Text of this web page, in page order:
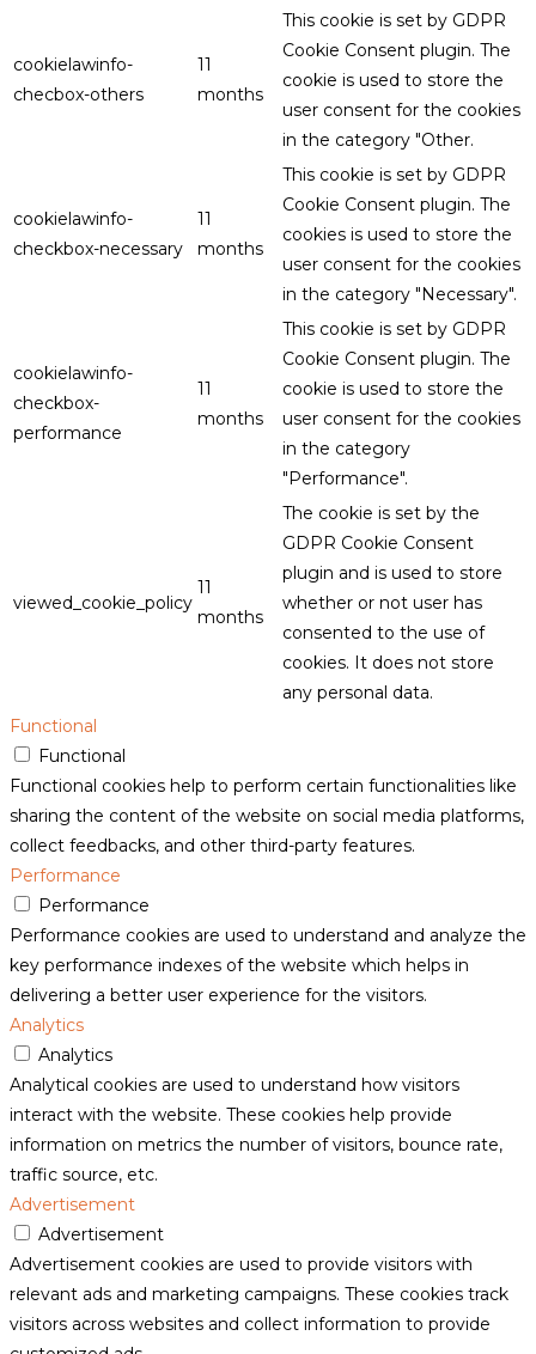
cookielawinfo-
checbox-others
11
months
This cookie is set by GDPR
Cookie Consent plugin. The
cookie is used to store the
user consent for the cookies
in the category "Other.
cookielawinfo-
checkbox-necessary
11
months
This cookie is set by GDPR
Cookie Consent plugin. The
cookies is used to store the
user consent for the cookies
in the category "Necessary".
cookielawinfo-
checkbox-
performance
11
months
This cookie is set by GDPR
Cookie Consent plugin. The
cookie is used to store the
user consent for the cookies
in the category
"Performance".
viewed_cookie_policy
11
months
The cookie is set by the
GDPR Cookie Consent
plugin and is used to store
whether or not user has
consented to the use of
cookies. It does not store
any personal data.
Functional
Functional
Functional cookies help to perform certain functionalities like
sharing the content of the website on social media platforms,
collect feedbacks, and other third-party features.
Performance
Performance
Performance cookies are used to understand and analyze the
key performance indexes of the website which helps in
delivering a better user experience for the visitors.
Analytics
Analytics
Analytical cookies are used to understand how visitors
interact with the website. These cookies help provide
information on metrics the number of visitors, bounce rate,
traffic source, etc.
Advertisement
Advertisement
Advertisement cookies are used to provide visitors with
relevant ads and marketing campaigns. These cookies track
visitors across websites and collect information to provide